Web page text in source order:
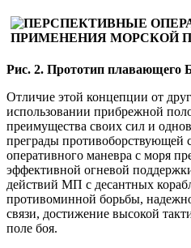
Рис. 2. Прототип плавающего
Отличие этой концепции от
использовании прибрежной
преимущества своих сил и
преграды противоборствующей
оперативного маневра с моря
эффективной огневой
действий МП с десантных
противоминной борьбы,
связи, достижение высокой
поле боя.